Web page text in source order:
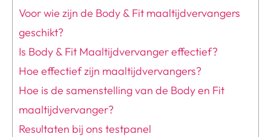
Voor wie zijn de Body & Fit maaltijdvervangers
geschikt?
Is Body & Fit Maaltijdvervanger effectief?
Hoe effectief zijn maaltijdvervangers?
Hoe is de samenstelling van de Body en Fit
maaltijdvervanger?
Resultaten bij ons testpanel